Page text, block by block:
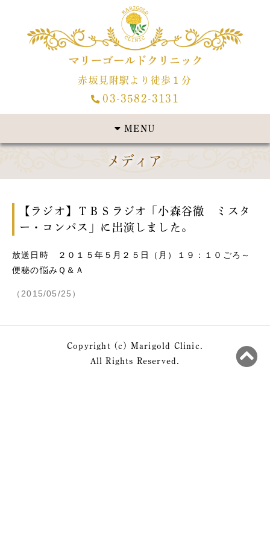
赤坂見附駅より徒歩１分
03-3582-3131
MENU
メディア
【ラジオ】ＴＢＳラジオ「小森谷徹 ミスタ
ー・コンパス」に出演しました。
放送日時 ２０１５年５月２５日（月）１９：１０ごろ～
便秘の悩みＱ＆Ａ
（2015/05/25）
Copyright (c) Marigold Clinic.
All Rights Reserved.